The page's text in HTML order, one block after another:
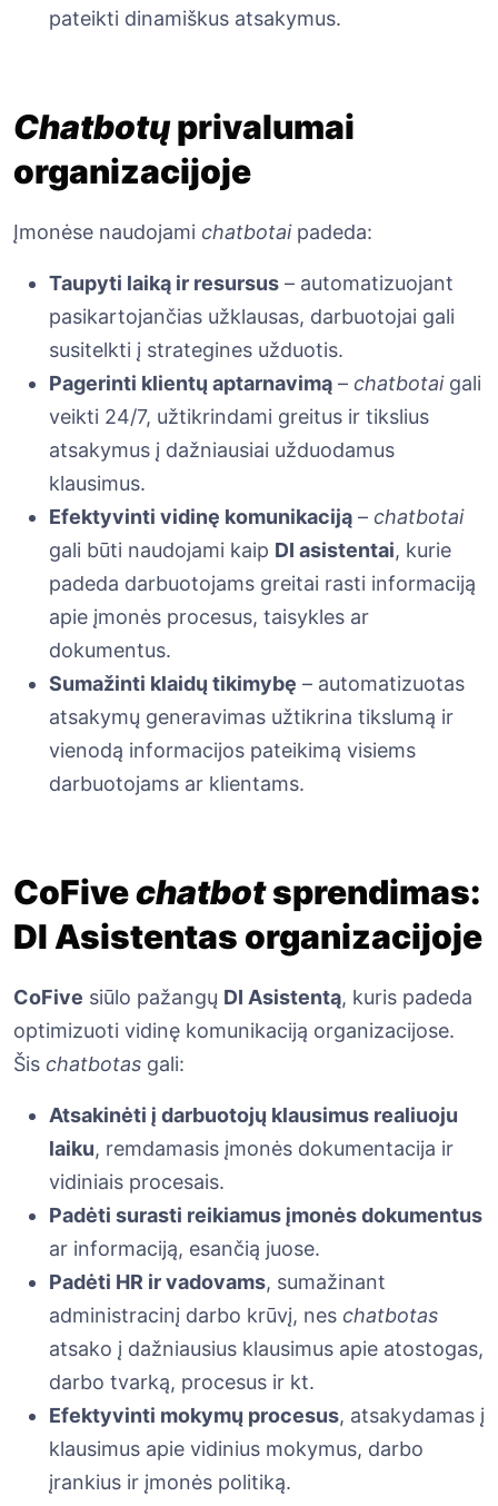
pateikti dinamiškus atsakymus.
Chatbotųprivalumai
organizacijoje
Įmonėse naudojami chatbotaipadeda:
Taupyti laiką ir resursus – automatizuojant
pasikartojančias užklausas, darbuotojai gali
susitelkti į strategines užduotis.
Pagerinti klientų aptarnavimą – chatbotaigali
veikti 24/7, užtikrindami greitus ir tikslius
atsakymus į dažniausiai užduodamus
klausimus.
Efektyvinti vidinę komunikaciją – chatbotai
gali būti naudojami kaip DI asistentai, kurie
padeda darbuotojams greitai rasti informaciją
apie įmonės procesus, taisykles ar
dokumentus.
Sumažinti klaidų tikimybę – automatizuotas
atsakymų generavimas užtikrina tikslumą ir
vienodą informacijos pateikimą visiems
darbuotojams ar klientams.
CoFivechatbotsprendimas:
DI Asistentas organizacijoje
CoFive siūlo pažangų DI Asistentą, kuris padeda
optimizuoti vidinę komunikaciją organizacijose.
Šis chatbotas gali:
Atsakinėti į darbuotojų klausimus realiuoju
laiku, remdamasis įmonės dokumentacija ir
vidiniais procesais.
Padėti surasti reikiamus įmonės dokumentus
ar informaciją, esančią juose.
Padėti HR ir vadovams, sumažinant
administracinį darbo krūvį, nes chatbotas
atsako į dažniausius klausimus apie atostogas,
darbo tvarką, procesus ir kt.
Efektyvinti mokymų procesus, atsakydamas į
klausimus apie vidinius mokymus, darbo
įrankius ir įmonės politiką.